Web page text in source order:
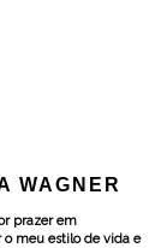
WAGNER
prazer em
meu estilo de vida e